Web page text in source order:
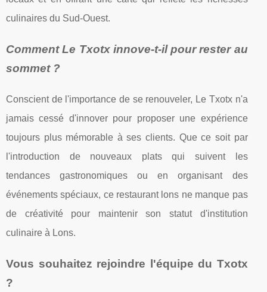
culinaires du Sud-Ouest.
Comment Le Txotx innove-t-il pour rester au
sommet ?
Conscient de l'importance de se renouveler, Le Txotx n'a
jamais cessé d'innover pour proposer une expérience
toujours plus mémorable à ses clients. Que ce soit par
l'introduction de nouveaux plats qui suivent les
tendances gastronomiques ou en organisant des
événements spéciaux, ce restaurant lons ne manque pas
de créativité pour maintenir son statut d'institution
culinaire à Lons.
Vous souhaitez rejoindre l'équipe du Txotx
?